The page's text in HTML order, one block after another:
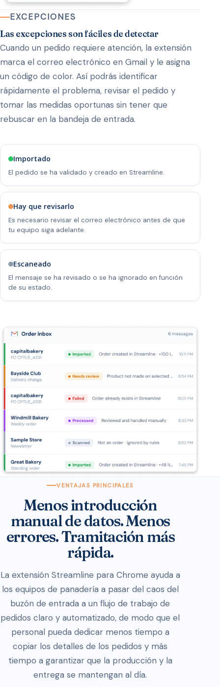
EXCEPCIONES
Las excepciones son fáciles de detectar
Cuando un pedido requiere atención, la extensión
marca el correo electrónico en Gmail y le asigna
un código de color. Así podrás identificar
rápidamente el problema, revisar el pedido y
tomar las medidas oportunas sin tener que
rebuscar en la bandeja de entrada.
Importado
El pedido se ha validado y creado en Streamline.
Hay que revisarlo
Es necesario revisar el correo electrónico antes de que
tu equipo siga adelante.
Escaneado
El mensaje se ha revisado o se ha ignorado en función
de su estado.
VENTAJAS PRINCIPALES
Menos introducción
manual de datos. Menos
errores. Tramitación más
rápida.
La extensión Streamline para Chrome ayuda a
los equipos de panadería a pasar del caos del
buzón de entrada a un flujo de trabajo de
pedidos claro y automatizado, de modo que el
personal pueda dedicar menos tiempo a
copiar los detalles de los pedidos y más
tiempo a garantizar que la producción y la
entrega se mantengan al día.